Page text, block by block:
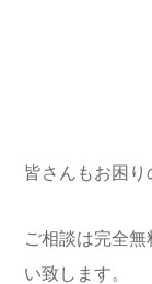
皆さんもお困り
ご相談は完全
い致します。